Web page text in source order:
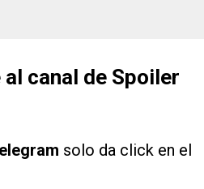
canal de Spoiler
solo da click en el